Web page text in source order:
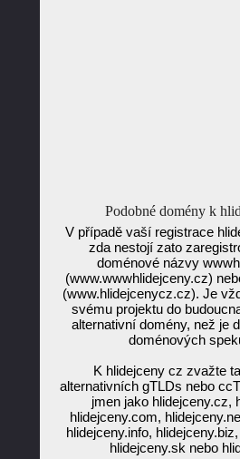
Podobné domény k
V případě vaší registrace
zda nestojí zato
doménové názvy
(www.wwwhlidejceny.cz)
(www.hlidejcenycz.cz). Je
svému projektu do
alternativní domény, než je
doménových
K hlidejceny cz zvažte
alternativních gTLDs nebo
jmen jako hlidejceny.cz,
hlidejceny.com,
hlidejceny.info,
hlidejceny.sk nebo